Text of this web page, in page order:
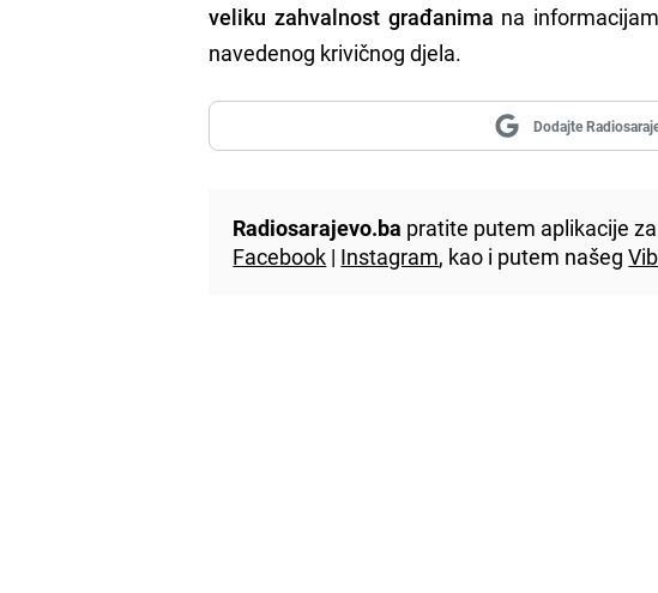
veliku zahvalnost građanima na
navedenog krivičnog djela.
Dodajte
Radiosarajevo.ba pratite putem aplikacije
Facebook | Instagram, kao i putem našeg